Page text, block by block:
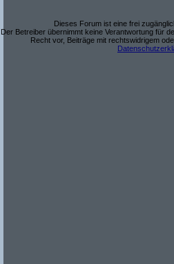
Dieses Forum ist eine frei
Der Betreiber übernimmt keine Verantwortung für
Recht vor, Beiträge mit rechtswidrigem